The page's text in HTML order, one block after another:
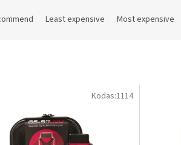
Least expensive Most expensive
Kodas:1114